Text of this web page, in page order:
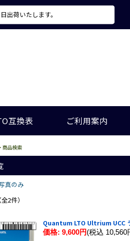
出荷いたします。
互換表 ご利用案内
商品検索
真のみ
2件）
Quantum LTO Ultrium UCC
価格: 9,600円(税込 10,560